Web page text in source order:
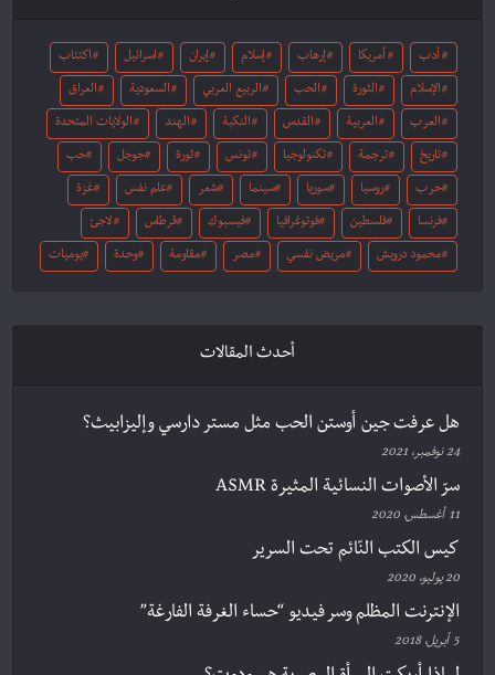
أدب أمريكا إرهاب إسلام إيران اسرائيل اكتئاب
الإسلام الثورة الحب الربيع العربي السعودية العراق
العرب العربية القدس النكبة الهند الولايات المتحدة
تاريخ ترجمة تكنولوجيا تونس ثورة جوجل حب
حرب روسيا سوريا سينما شعر علم نفس غزة
فرنسا فلسطين فوتوغرافيا فيسبوك قرطاس لاجئ
محمود درويش مريض نفسي مصر مقاومة وحدة يوميات
أحدث المقالات
هل عرفت جين أوستن الحب مثل مستر دارسي وإليزابيث؟
24 نوفمبر، 2021
سرّ الأصوات النسائية المثيرة ASMR
11 أغسطس، 2020
كيس الكتب النّائم تحت السرير
20 يوليو، 2020
الإنترنت المظلم وسر فيديو “حساء الغرفة الفارغة”
5 أبريل، 2018